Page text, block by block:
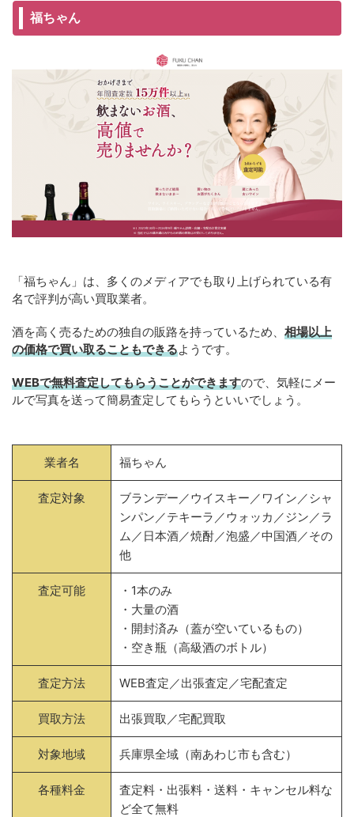
福ちゃん
「福ちゃん」は、多くのメディアでも取り上げられている有
名で評判が高い買取業者。
酒を高く売るための独自の販路を持っているため、 相場以上
の価格で買い取ることもできるようです。
WEBで無料査定してもらうことができますので、気軽にメー
ルで写真を送って簡易査定してもらうといいでしょう。
業者名 福ちゃん
査定対象
ブランデー／ウイスキー／ワイン／シャ
ンパン／テキーラ／ウォッカ／ジン／ラ
ム／日本酒／焼酎／泡盛／中国酒／その
他
査定可能
・1本のみ
・大量の酒
・開封済み（蓋が空いているもの）
・空き瓶（高級酒のボトル）
査定方法 WEB査定／出張査定／宅配査定
買取方法 出張買取／宅配買取
対象地域 兵庫県全域（南あわじ市も含む）
各種料金
査定料・出張料・送料・キャンセル料な
ど全て無料